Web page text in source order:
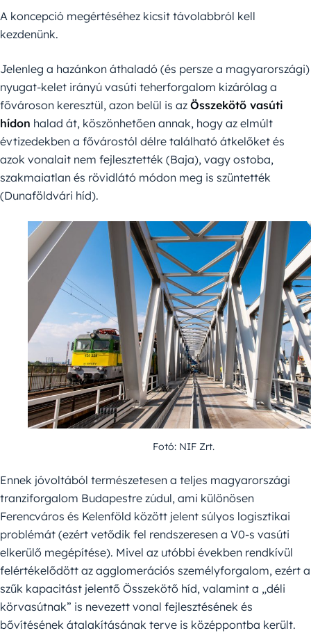
A koncepció megértéséhez kicsit távolabbról kell
kezdenünk.
Jelenleg a hazánkon áthaladó (és persze a magyarországi)
nyugat-kelet irányú vasúti teherforgalom kizárólag a
fővároson keresztül, azon belül is az Összekötő vasúti
hídon halad át, köszönhetően annak, hogy az elmúlt
évtizedekben a fővárostól délre található átkelőket és
azok vonalait nem fejlesztették (Baja), vagy ostoba,
szakmaiatlan és rövidlátó módon meg is szüntették
(Dunaföldvári híd).
Fotó: NIF Zrt.
Ennek jóvoltából természetesen a teljes magyarországi
tranziforgalom Budapestre zúdul, ami különösen
Ferencváros és Kelenföld között jelent súlyos logisztikai
problémát (ezért vetődik fel rendszeresen a V0-s vasúti
elkerülő megépítése). Mivel az utóbbi években rendkívül
felértékelődött az agglomerációs személyforgalom, ezért a
szűk kapacitást jelentő Összekötő híd, valamint a „déli
körvasútnak” is nevezett vonal fejlesztésének és
bővítésének átalakításának terve is középpontba került.